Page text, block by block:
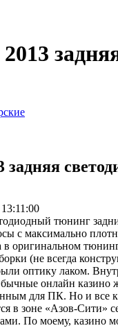
задняя
тюнинг
с максимально
оригинальном
(не всегда
оптику лаком.
онлайн казино
для ПК. Но и все
в зоне «Азов-Сити»
По моему, казино